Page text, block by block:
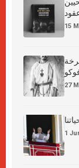
15
27
1